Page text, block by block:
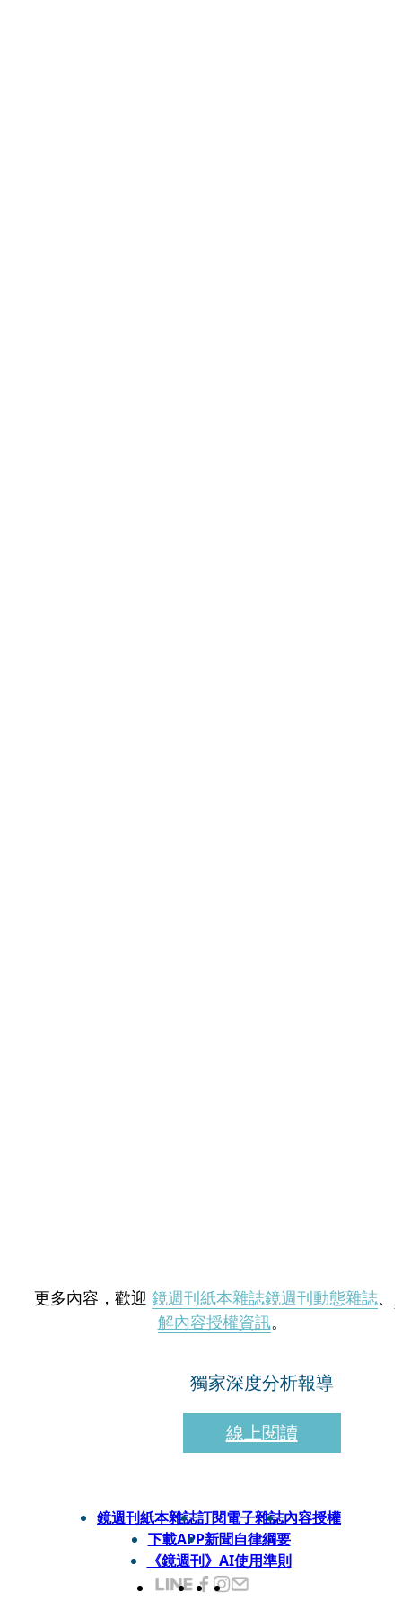
更多內容，歡迎 鏡週刊紙本雜誌鏡週刊動態雜誌、
解內容授權資訊。
獨家深度分析報導
線上閱讀
鏡週刊紙本雜誌訂閱電子雜誌內容授權
下載APP新聞自律綱要
《鏡週刊》AI使用準則